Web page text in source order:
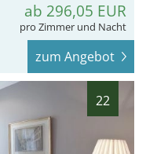
ab 296,05 EUR
pro Zimmer und Nacht
zum Angebot
22